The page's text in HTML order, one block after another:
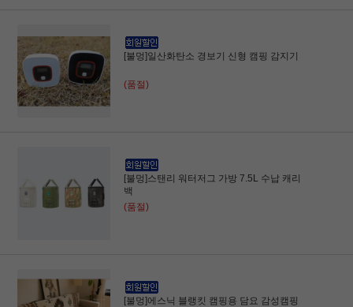
[불멍]일산화탄소 경보기 신형 캠핑 감지기
(품절)
[불멍]스탠리 워터저그 가방 7.5L 수납 캐리
백
(품절)
[불멍]에스닉 블랭킷 캠핑용 담요 감성캠핑